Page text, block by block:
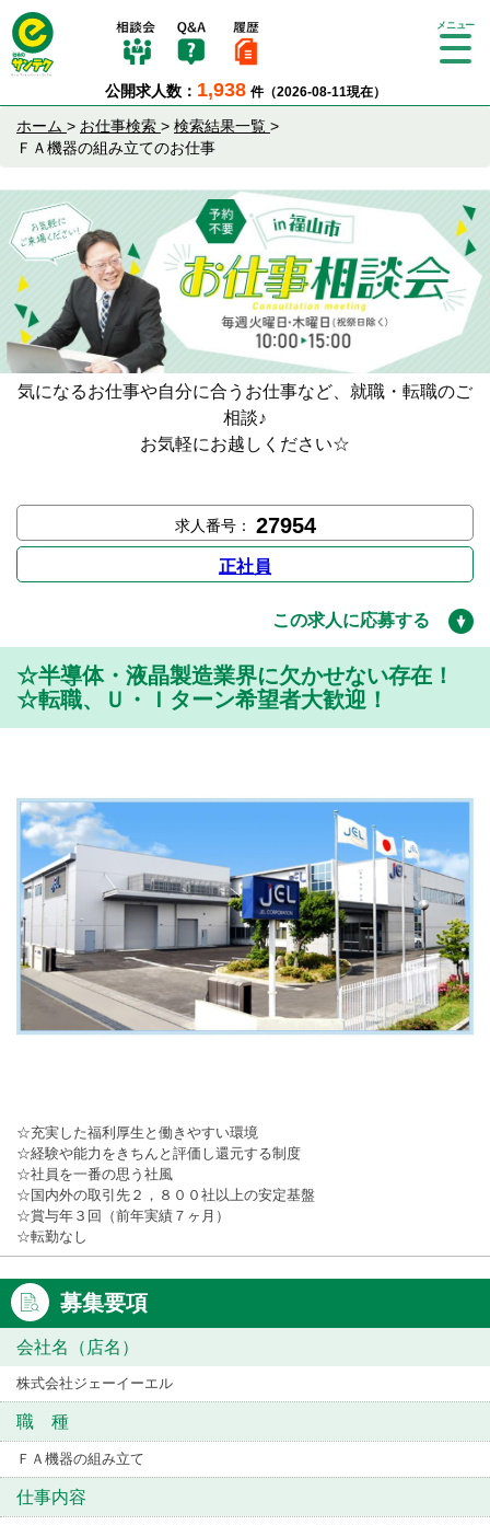
公開求人数： 1,938 件（2026-08-11現在）
Tog
ホーム > お仕事検索 > 検索結果一覧 >
ＦＡ機器の組み立てのお仕事
気になるお仕事や自分に合うお仕事など、就職・転職のご
相談♪
お気軽にお越しください☆
求人番号： 27954
正社員
この求人に応募する
☆半導体・液晶製造業界に欠かせない存在！
☆転職、Ｕ・Ｉターン希望者大歓迎！
☆充実した福利厚生と働きやすい環境
☆経験や能力をきちんと評価し還元する制度
☆社員を一番の思う社風
☆国内外の取引先２，８００社以上の安定基盤
☆賞与年３回（前年実績７ヶ月）
☆転勤なし
募集要項
会社名（店名）
株式会社ジェーイーエル
職 種
ＦＡ機器の組み立て
仕事内容